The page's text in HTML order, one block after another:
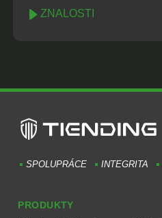
ZNALOSTI
SPOLUPRÁCE INTEGRITA
PRODUKTY